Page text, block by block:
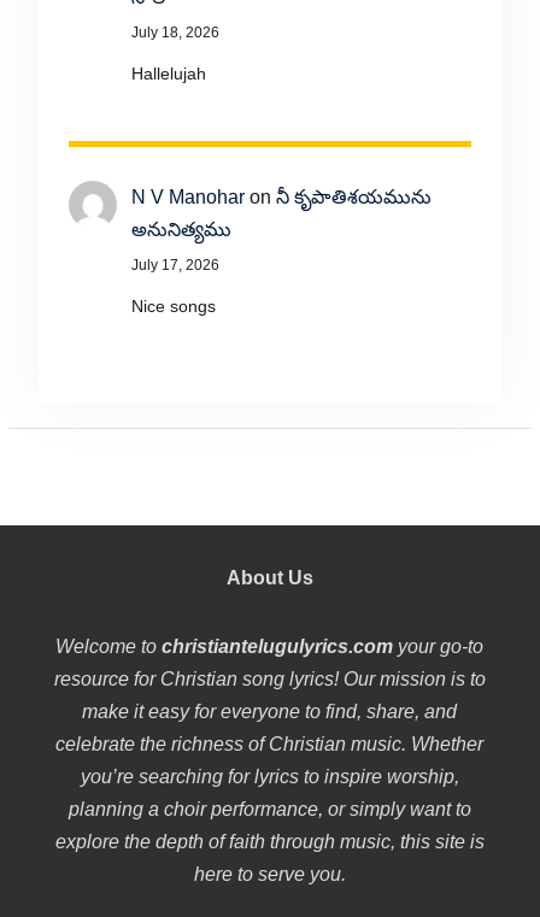
July 18, 2026
Hallelujah
N V Manoharon నీ కృపాతిశయమును
అనునిత్యము
July 17, 2026
Nice songs
About Us
Welcome tochristiantelugulyrics.com your go-to
resource for Christian song lyrics! Our mission is to
make it easy for everyone to find, share, and
celebrate the richness of Christian music. Whether
you’re searching for lyrics to inspire worship,
planning a choir performance, or simply want to
explore the depth of faith through music, this site is
here to serve you.